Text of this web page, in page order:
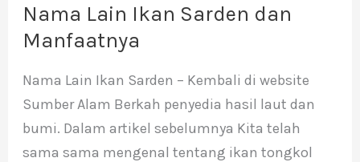
Nama Lain Ikan Sarden dan
Manfaatnya
Nama Lain Ikan Sarden – Kembali di website
Sumber Alam Berkah penyedia hasil laut dan
bumi. Dalam artikel sebelumnya Kita telah
sama sama mengenal tentang ikan tongkol